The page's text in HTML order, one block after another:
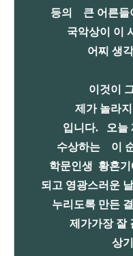
등의 큰 어른들
국악상이 이
어찌 생
이것이
제가 놀라
입니다. 오늘
수상하는 이
학문인생 황혼
되고 영광스러운
누리도록 만든
제가가장 잘
상